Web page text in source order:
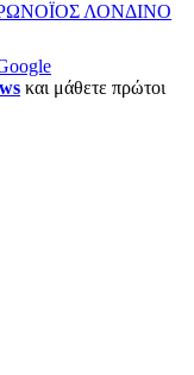
ΛΟΝΔΙΝΟ
και μάθετε πρώτοι